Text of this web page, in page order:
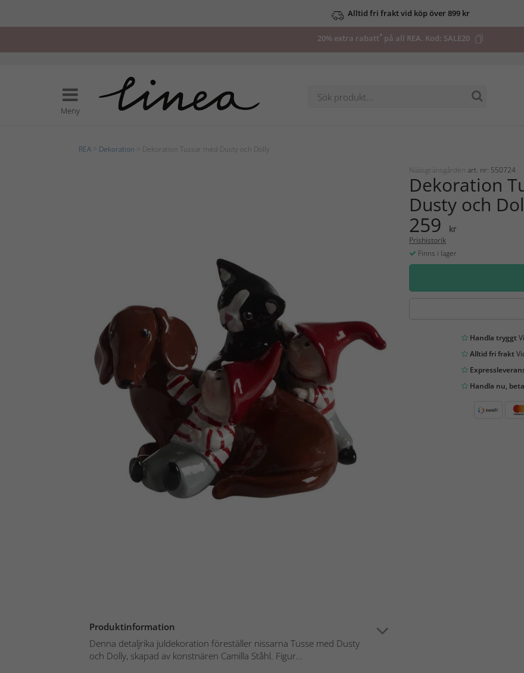
Alltid fri frakt vid köp över 899 kr
20% extra rabatt*på all REA. Kod: SALE20
Meny
REA Dekoration > Dekoration Tussar med Dusty och Dolly
Produktinformation
Denna detaljrika juldekoration föreställer nissarna Tusse med Dusty
och Dolly, skapad av konstnären Camilla Ståhl. Figur...
Nääsgränsgården art. nr: 550724
Dekoration
Dusty och
259 kr
Prishistorik
Finns i lager
Handla tryggt
Alltid fri frakt
Handla nu,